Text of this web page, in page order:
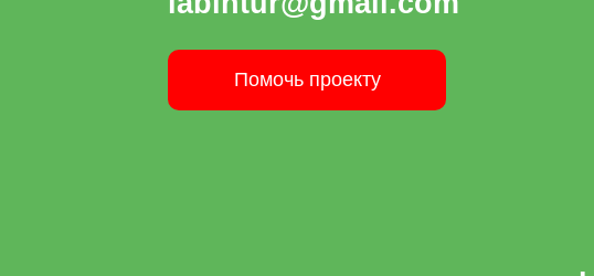
Помочь проекту